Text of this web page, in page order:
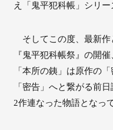
え「鬼平犯科帳」シリー
そしてこの度、最新作
『鬼平犯科帳祭』の開
「本所の銕」は原作の
「密告」へと繋がる前
2作連なった物語となっ